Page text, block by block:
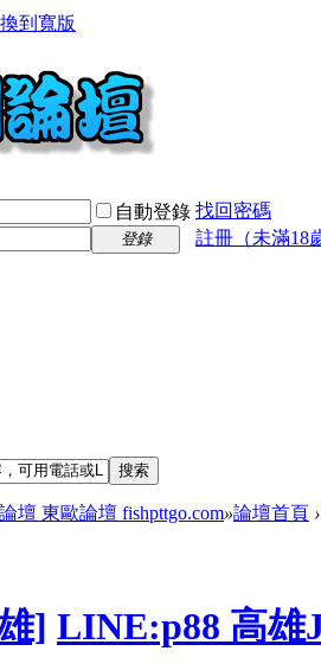
到寬版
自動登錄 找回密碼
登錄
註冊（未滿18
搜索
壇 東歐論壇 fishpttgo.com»論壇首頁 ›
] LINE:p88 高雄